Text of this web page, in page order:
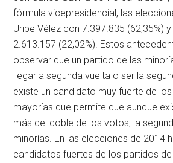
fórmula vicepresidencial, las
Uribe Vélez con 7.397.835 (62,35%)
2.613.157 (22,02%). Estos
observar que un partido de las
llegar a segunda vuelta o ser la
existe un candidato muy fuerte de
mayorías que permite que aunque
más del doble de los votos, la
minorías. En las elecciones de 2014
candidatos fuertes de los partidos